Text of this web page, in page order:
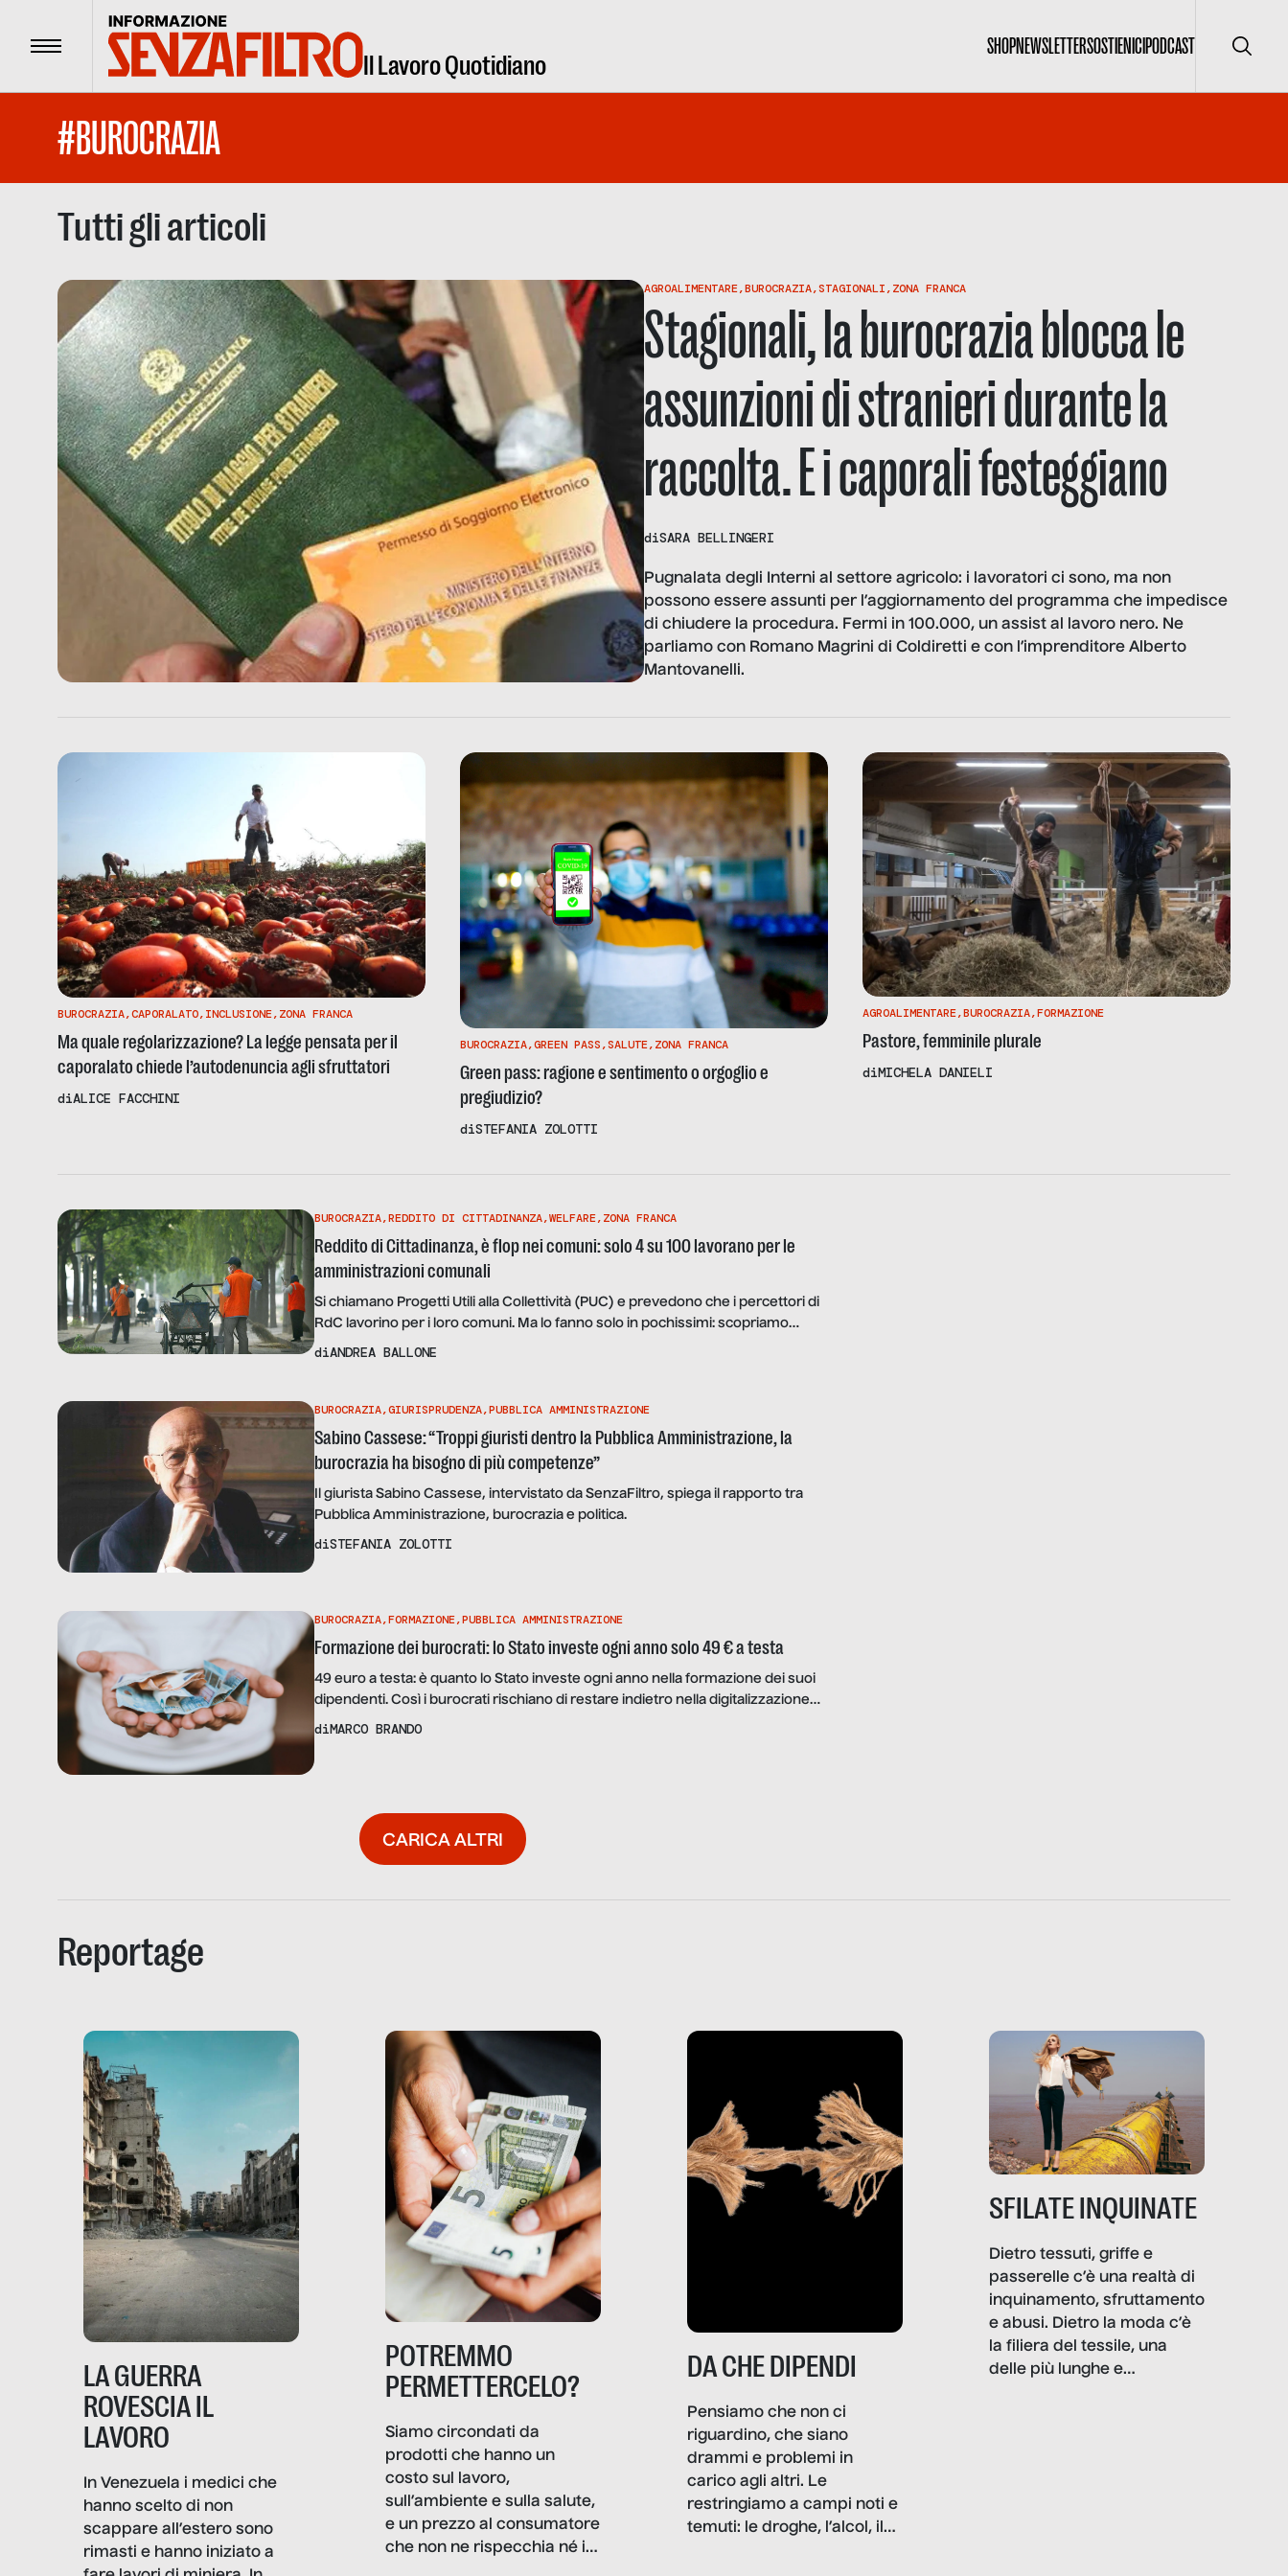
Menu Il Lavoro Quotidiano
SHOPNEWSLETTERSOSTIENICIPODCAST Cerca
#BUROCRAZIA
Tutti gli articoli
AGROALIMENTARE,BUROCRAZIA,STAGIONALI,ZONA FRANCA
Stagionali, la burocrazia blocca le
assunzioni di stranieri durante la
raccolta. E i caporali festeggiano
diSARA BELLINGERI
Pugnalata degli Interni al settore agricolo: i lavoratori ci sono, ma non
possono essere assunti per l’aggiornamento del programma che impedisce
di chiudere la procedura. Fermi in 100.000, un assist al lavoro nero. Ne
parliamo con Romano Magrini di Coldiretti e con l’imprenditore Alberto
Mantovanelli.
BUROCRAZIA,CAPORALATO,INCLUSIONE,ZONA FRANCA
Ma quale regolarizzazione? La legge pensata per il
caporalato chiede l’autodenuncia agli sfruttatori
diALICE FACCHINI
BUROCRAZIA,GREEN PASS,SALUTE,ZONA FRANCA
Green pass: ragione e sentimento o orgoglio e
pregiudizio?
diSTEFANIA ZOLOTTI
AGROALIMENTARE,BUROCRAZIA,FORMAZIONE
Pastore, femminile plurale
diMICHELA DANIELI
BUROCRAZIA,REDDITO DI CITTADINANZA,WELFARE,ZONA FRANCA
Reddito di Cittadinanza, è flop nei comuni: solo 4 su 100 lavorano per le
amministrazioni comunali
Si chiamano Progetti Utili alla Collettività (PUC) e prevedono che i percettori di
RdC lavorino per i loro comuni. Ma lo fanno solo in pochissimi: scopriamo
perché e mettiamo a confronto i casi di un comune del Nord e di uno del Sud.
diANDREA BALLONE
BUROCRAZIA,GIURISPRUDENZA,PUBBLICA AMMINISTRAZIONE
Sabino Cassese: “Troppi giuristi dentro la Pubblica Amministrazione, la
burocrazia ha bisogno di più competenze”
Il giurista Sabino Cassese, intervistato da SenzaFiltro, spiega il rapporto tra
Pubblica Amministrazione, burocrazia e politica.
diSTEFANIA ZOLOTTI
BUROCRAZIA,FORMAZIONE,PUBBLICA AMMINISTRAZIONE
Formazione dei burocrati: lo Stato investe ogni anno solo 49 € a testa
49 euro a testa: è quanto lo Stato investe ogni anno nella formazione dei suoi
dipendenti. Così i burocrati rischiano di restare indietro nella digitalizzazione
diMARCO BRANDO
CARICA ALTRI
Reportage
LA GUERRA
ROVESCIA IL
LAVORO
In Venezuela i medici che
hanno scelto di non
scappare all’estero sono
rimasti e hanno iniziato a
POTREMMO
PERMETTERCELO?
Siamo circondati da
prodotti che hanno un
costo sul lavoro,
sull’ambiente e sulla salute,
e un prezzo al consumatore
che non ne rispecchia né il
DA CHE DIPENDI
Pensiamo che non ci
riguardino, che siano
drammi e problemi in
carico agli altri. Le
restringiamo a campi noti e
temuti: le droghe, l’alcol, il
SFILATE INQUINATE
Dietro tessuti, griffe e
passerelle c’è una realtà di
inquinamento, sfruttamento
e abusi. Dietro la moda c’è
la filiera del tessile, una
delle più lunghe e